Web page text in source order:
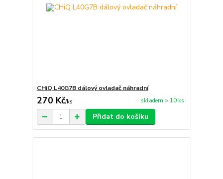
CHiQ L40G7B dálový ovladač náhradní
270 Kč/ks skladem > 10 ks
Přidat do košíku